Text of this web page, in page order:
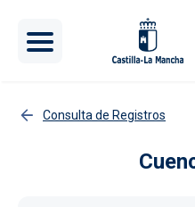
Consulta de Registros